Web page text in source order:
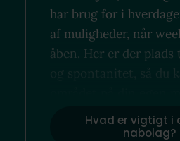
har brug for i
af muligheder, når
åben. Her er der
og spontanitet, så du
Hvad er vigtigt i
nabolag?